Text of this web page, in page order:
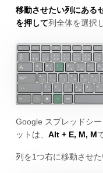
移動させたい列にある
を押して列全体を選択
Google スプレッドシ
ットは、 Alt + E, M, M
列を1つ右に移動させた